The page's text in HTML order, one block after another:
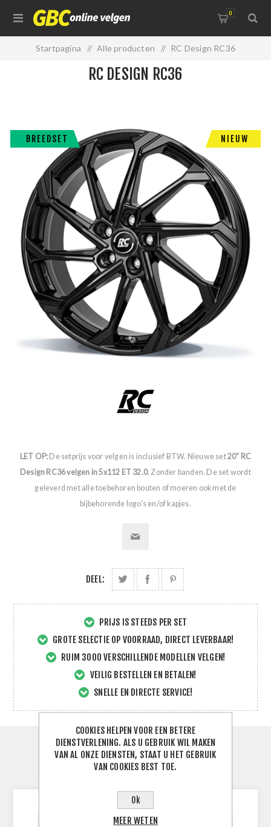
0
Startpagina / Alle producten / RC Design RC36
BREEDSET NIEUW
RC DESIGN RC36
LET OP: De setprijs voor velgen is inclusief BTW. Nieuwe set20" RC
Design RC36 velgen in 5x112 ET 32.0. Zonder banden. De set wordt
geleverd met alle toebehoren bouten of moeren ook met de
bijbehorende logo's en/of kapjes.
DEEL:
PRIJS IS STEEDS PER SET
GROTE SELECTIE OP VOORRAAD, DIRECT LEVERBAAR!
RUIM 3000 VERSCHILLENDE MODELLEN VELGEN!
VEILIG BESTELLEN EN BETALEN!
SNELLE EN DIRECTE SERVICE!
SPECIFICATIES
COOKIES HELPEN VOOR EEN BETERE
DIENSTVERLENING. ALS U GEBRUIK WIL MAKEN
VAN AL ONZE DIENSTEN, STAAT U HET GEBRUIK
VAN COOKIES BEST TOE.
Ok
MEER WETEN